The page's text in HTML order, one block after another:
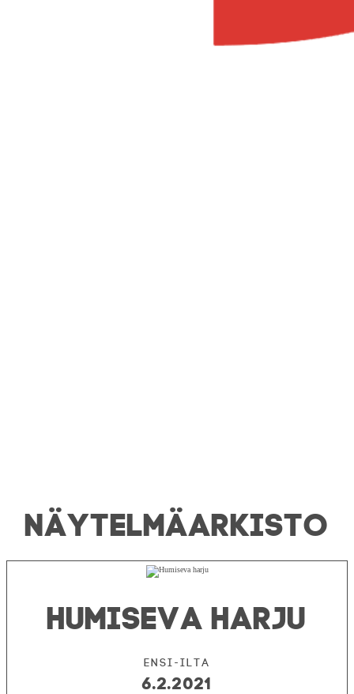
NÄYTELMÄ­ARKISTO
HUMISEVA HARJU
Ensi-ilta
6.2.2021